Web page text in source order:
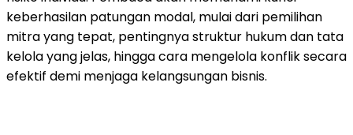
keberhasilan patungan modal, mulai dari pemilihan
mitra yang tepat, pentingnya struktur hukum dan tata
kelola yang jelas, hingga cara mengelola konflik secara
efektif demi menjaga kelangsungan bisnis.